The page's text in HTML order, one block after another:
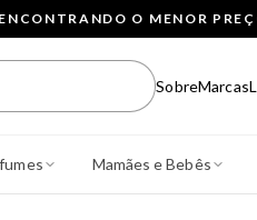
O MENOR
SobreMarcas
Mamães e Bebês